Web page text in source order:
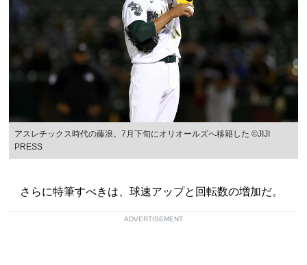
アスレチックス時代の藤浪。7月下旬にオリオールズへ移籍した ©JIJI
PRESS
さらに特筆すべきは、球速アップと回転数の増加だ。
ADVERTISEMENT